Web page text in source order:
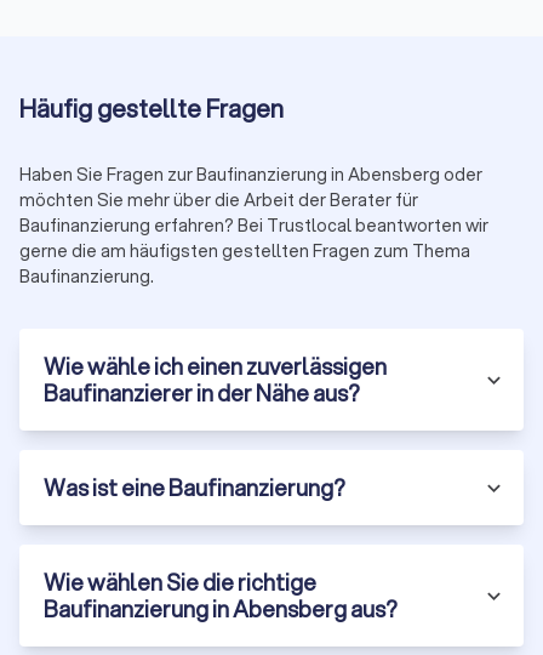
Informieren Sie sich bei Trustlocal zu passenden Beratern für
die Baufinanzierung aus Deutschland oder direkt in Ihrer Nähe.
Abrechnung der Arbeitszeit bei Beratern für
Baufinanzierung
Die Berechnung der Arbeitszeit kann von Beratern für
Baufinanzierung ebenso wie das Honorar pro Stunde
Berater und seinen Leistungen machen können. Darüber
hinaus kann über Beratungsstunden abgerechnet werden
vereinbart werden. In jedem Fall erhalten Sie jedoch eine
Wünsche und Bedürfnisse professionell zugeschnitten ist.
Professionelle Beratung für Baufinanzierung
mit Trustlocal in Abensberg und Umgebung
Ein guter Berater für Baufinanzierung und Finanzfragen ist
Häufig gestellte Fragen
Haben Sie Fragen zur Baufinanzierung in Abensberg oder
möchten Sie mehr über die Arbeit der Berater für
Baufinanzierung erfahren? Bei Trustlocal beantworten wir
gerne die am häufigsten gestellten Fragen zum Thema
Baufinanzierung.
Wie wähle ich einen zuverlässigen
Baufinanzierer in der Nähe aus?
Was ist eine Baufinanzierung?
Wie wählen Sie die richtige
Baufinanzierung in Abensberg aus?